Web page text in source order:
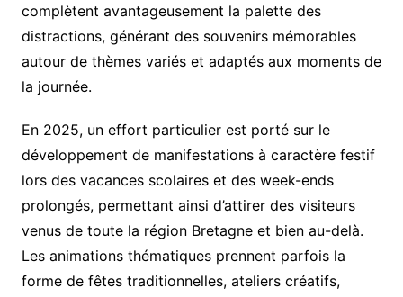
complètent avantageusement la palette des
distractions, générant des souvenirs mémorables
autour de thèmes variés et adaptés aux moments de
la journée.
En 2025, un effort particulier est porté sur le
développement de manifestations à caractère festif
lors des vacances scolaires et des week-ends
prolongés, permettant ainsi d’attirer des visiteurs
venus de toute la région Bretagne et bien au-delà.
Les animations thématiques prennent parfois la
forme de fêtes traditionnelles, ateliers créatifs,